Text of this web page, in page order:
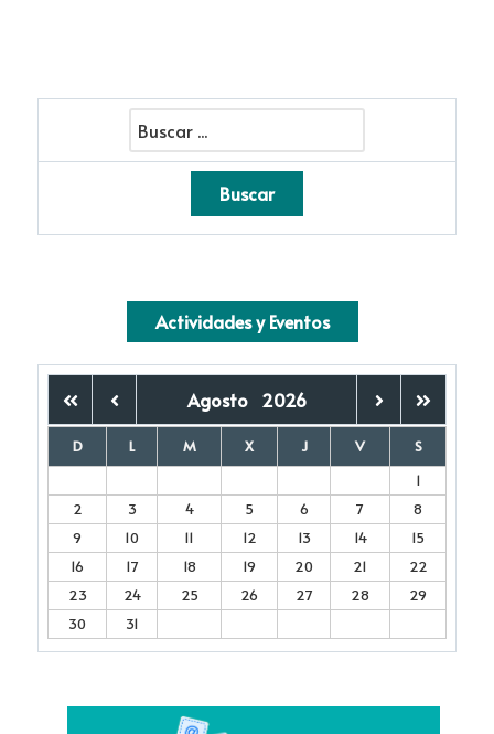
Actividades y Eventos
Agosto 2026
D L M X J V
S
1
2
3 4 5 6 7
8
9
10 11 12 13 14
15
16
17 18 19 20 21
22
23
24 25 26 27 28
29
30
31